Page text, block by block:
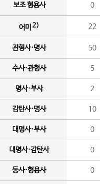
보조 형용사 0
어미 2) 22
관형사·명사 50
수사·관형사 5
명사·부사 2
감탄사·명사 10
대명사·부사 0
대명사·감탄사 0
동사·형용사 0